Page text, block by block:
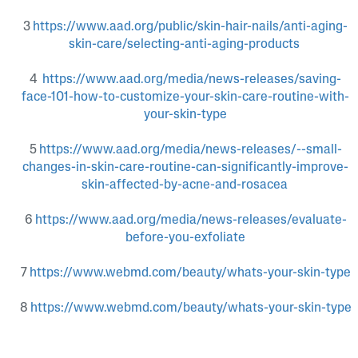
3 https://www.aad.org/public/skin-hair-nails/anti-aging-
skin-care/selecting-anti-aging-products
4 https://www.aad.org/media/news-releases/saving-
face-101-how-to-customize-your-skin-care-routine-with-
your-skin-type
5 https://www.aad.org/media/news-releases/--small-
changes-in-skin-care-routine-can-significantly-improve-
skin-affected-by-acne-and-rosacea
6 https://www.aad.org/media/news-releases/evaluate-
before-you-exfoliate
7 https://www.webmd.com/beauty/whats-your-skin-type
8 https://www.webmd.com/beauty/whats-your-skin-type